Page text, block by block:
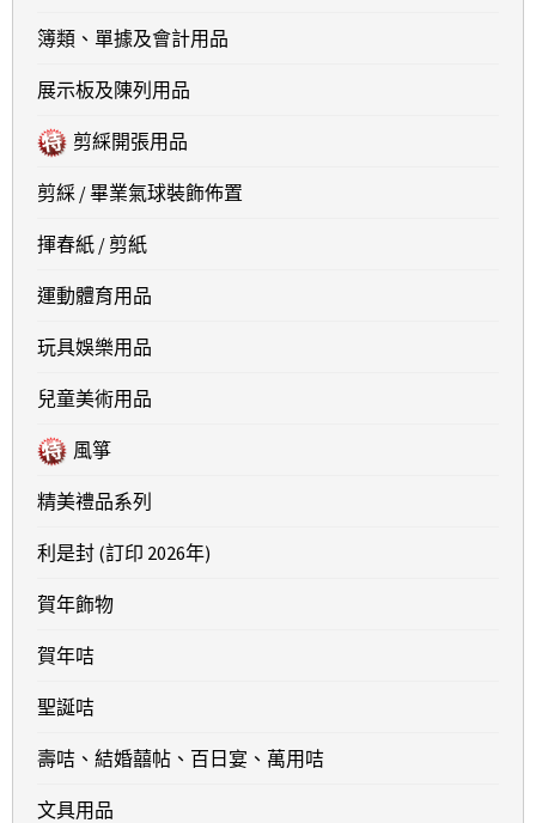
簿類、單據及會計用品
展示板及陳列用品
剪綵開張用品
剪綵 / 畢業氣球裝飾佈置
揮春紙 / 剪紙
運動體育用品
玩具娛樂用品
兒童美術用品
風箏
精美禮品系列
利是封 (訂印 2026年)
賀年飾物
賀年咭
聖誕咭
壽咭、結婚囍帖、百日宴、萬用咭
文具用品